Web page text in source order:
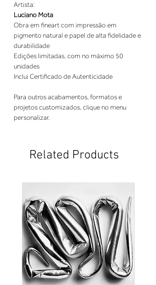
Artista:
Luciano Mota
Obra em fineart com impressão em
pigmento natural e papel de alta fidelidade e
durabilidade
Edições limitadas, com no máximo 50
unidades
Inclui Certificado de Autenticidade
Para outros acabamentos, formatos e
projetos customizados, clique no menu
personalizar.
Related Products